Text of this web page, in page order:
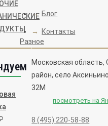
Разное
→ Блог
→ Контакты
Московская область,
район, село
32М
посмотреть на
8 (495) 220-58-88